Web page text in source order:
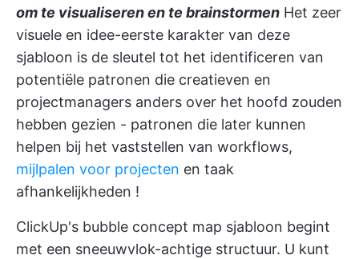
om te visualiseren en te brainstormen Het zeer
visuele en idee-eerste karakter van deze
sjabloon is de sleutel tot het identificeren van
potentiële patronen die creatieven en
projectmanagers anders over het hoofd zouden
hebben gezien - patronen die later kunnen
helpen bij het vaststellen van workflows,
mijlpalen voor projecten en taak
afhankelijkheden !
ClickUp's bubble concept map sjabloon begint
met een sneeuwvlok-achtige structuur. U kunt